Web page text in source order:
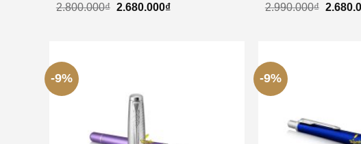
2.800.000₫ 2.680.000₫
2.990.000₫
-9% -9%